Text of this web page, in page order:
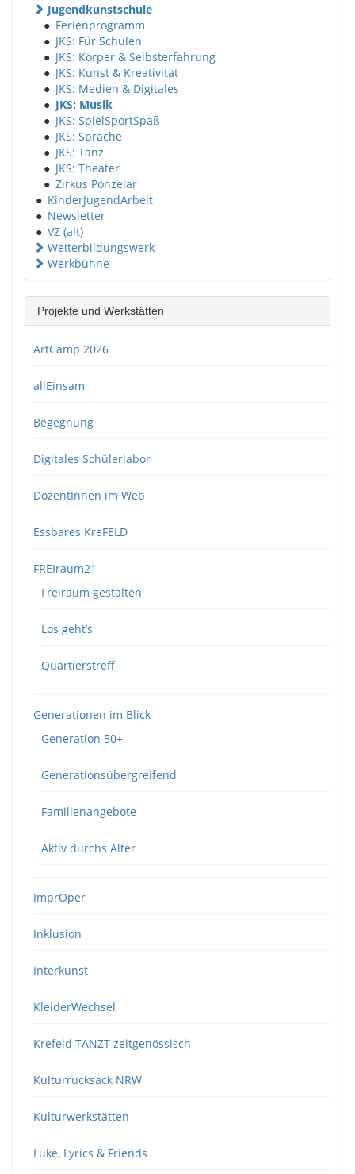
Jugendkunstschule
● Ferienprogramm
● JKS: Für Schulen
● JKS: Körper & Selbsterfahrung
● JKS: Kunst & Kreativität
● JKS: Medien & Digitales
● JKS: Musik
● JKS: SpielSportSpaß
● JKS: Sprache
● JKS: Tanz
● JKS: Theater
● Zirkus Ponzelar
● KinderJugendArbeit
● Newsletter
● VZ (alt)
Weiterbildungswerk
Werkbühne
Projekte und Werkstätten
ArtCamp 2026
allEinsam
Begegnung
Digitales Schülerlabor
DozentInnen im Web
Essbares KreFELD
FREIraum21
Freiraum gestalten
Los geht’s
Quartierstreff
Generationen im Blick
Generation 50+
Generationsübergreifend
Familienangebote
Aktiv durchs Alter
ImprOper
Inklusion
Interkunst
KleiderWechsel
Krefeld TANZT zeitgenössisch
Kulturrucksack NRW
Kulturwerkstätten
Luke, Lyrics & Friends